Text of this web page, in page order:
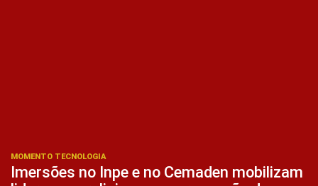
MOMENTO TECNOLOGIA
Imersões no Inpe e no Cemaden mobilizam